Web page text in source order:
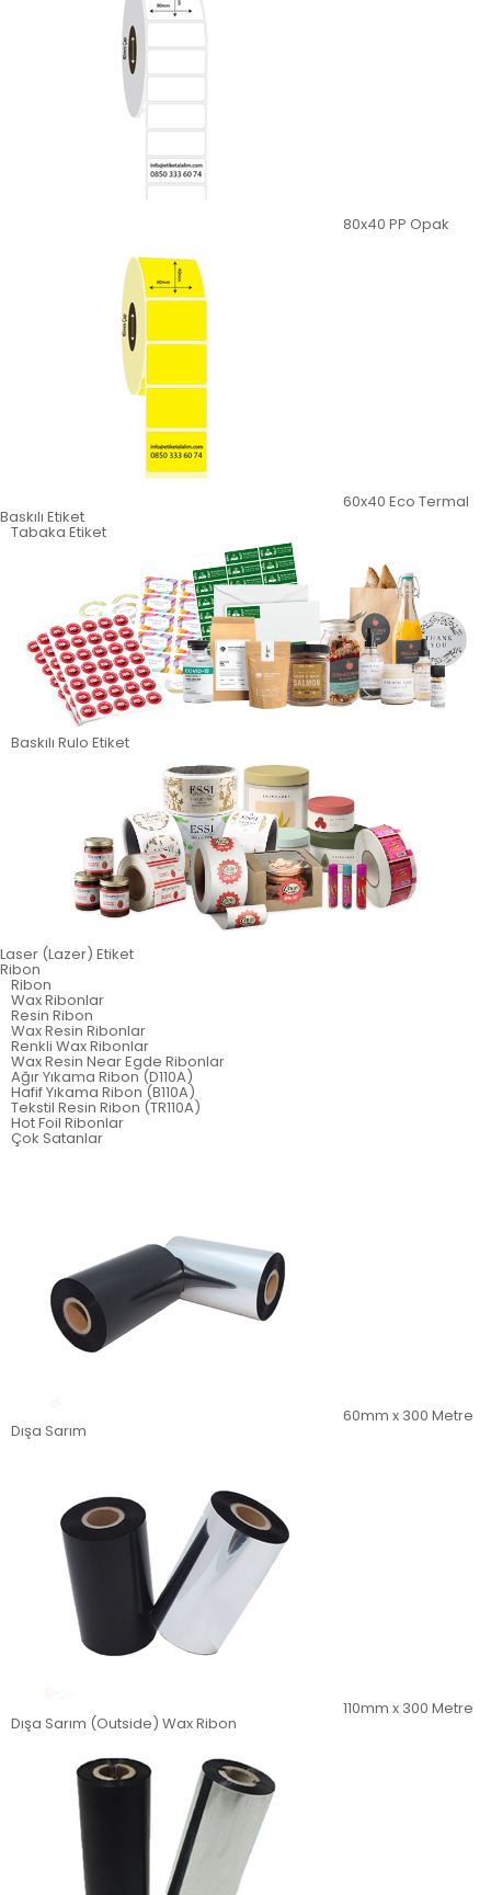
80x40 PP Opak
60x40 Eco Termal
Baskılı Etiket
Tabaka Etiket
Baskılı Rulo Etiket
Laser (Lazer) Etiket
Ribon
Ribon
Wax Ribonlar
Resin Ribon
Wax Resin Ribonlar
Renkli Wax Ribonlar
Wax Resin Near Egde Ribonlar
Ağır Yıkama Ribon (D110A)
Hafif Yıkama Ribon (B110A)
Tekstil Resin Ribon (TR110A)
Hot Foil Ribonlar
Çok Satanlar
60mm x 300 Metre
Dışa Sarım
110mm x 300 Metre
Dışa Sarım (Outside) Wax Ribon